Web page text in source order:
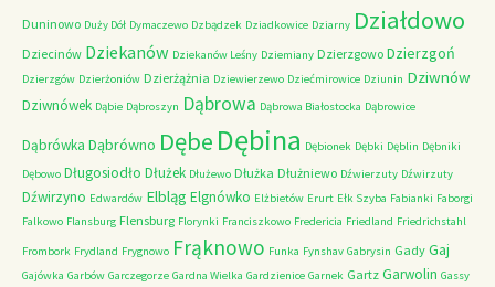
Duninowo Duży Dół Dymaczewo Dzbądzek Dziadkowice Dziarny Działdowo
Dziecinów Dziekanów Dziekanów Leśny Dziemiany Dzierzgowo Dzierzgoń
Dzierzgów Dzierżoniów Dzierżążnia Dziewierzewo Dziećmirowice Dziunin Dziwnów
Dziwnówek Dąbie Dąbroszyn Dąbrowa Dąbrowa Białostocka Dąbrowice
Dąbrówka Dąbrówno Dębe Dębina Dębionek Dębki Dęblin Dębniki
Dębowo Długosiodło Dłużek Dłużewo Dłużka Dłużniewo Dźwierzuty Dźwirzuty
Dźwirzyno Edwardów Elbląg Elgnówko Elżbietów Erurt Ełk Szyba Fabianki Faborgi
Falkowo Flansburg Flensburg Florynki Franciszkowo Fredericia Friedland Friedrichstahl
Frombork Frydland Frygnowo Frąknowo Funka Fynshav Gabrysin Gady Gaj
Gajówka Garbów Garczegorze Gardna Wielka Gardzienice Garnek Gartz Garwolin Gassy